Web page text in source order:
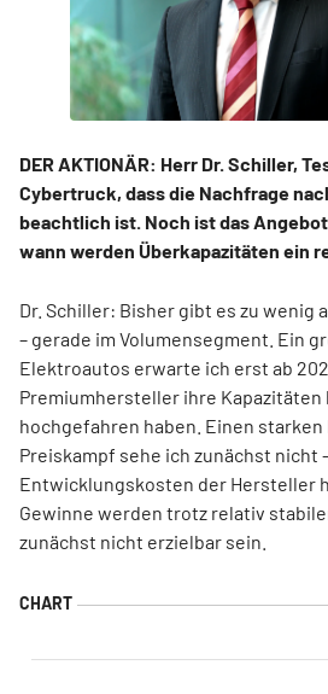
DER AKTIONÄR: Herr Dr. Schiller,
Cybertruck, dass die Nachfrage
beachtlich ist. Noch ist das
wann werden Überkapazitäten ein
Dr. Schiller: Bisher gibt es zu
– gerade im Volumensegment. Ein
Elektroautos erwarte ich erst ab
Premiumhersteller ihre Kapazitäten
hochgefahren haben. Einen
Preiskampf sehe ich zunächst nicht
Entwicklungskosten der Hersteller
Gewinne werden trotz relativ
zunächst nicht erzielbar sein.